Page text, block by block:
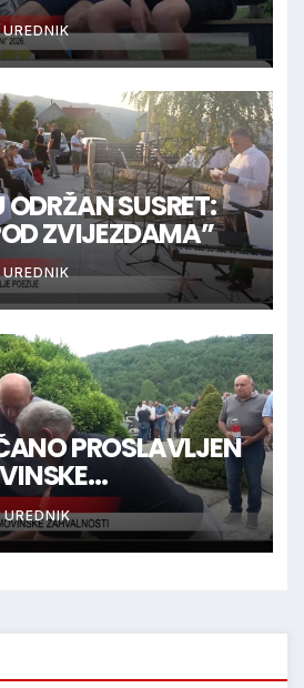
UREDNIK
SUSRET:
ZVIJEZDAMA”
UREDNIK
PROSLAVLJEN
UREDNIK